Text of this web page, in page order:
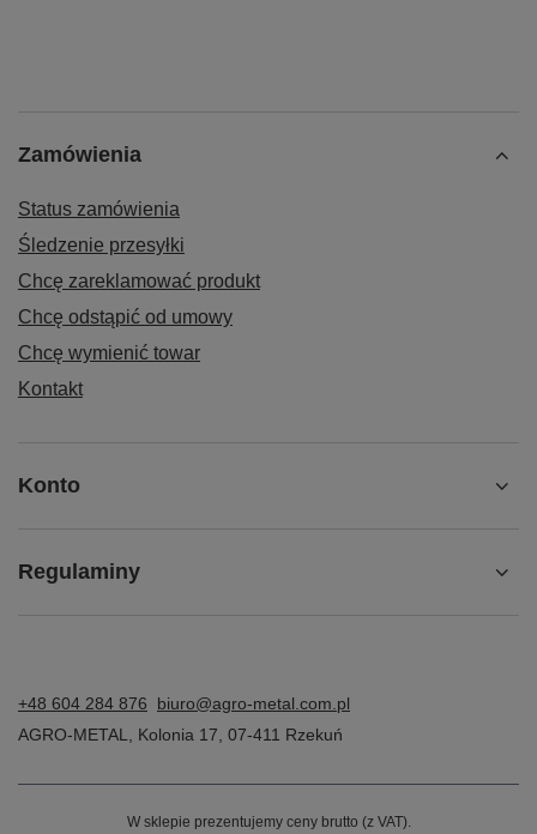
Zamówienia
Status zamówienia
Śledzenie przesyłki
Chcę zareklamować produkt
Chcę odstąpić od umowy
Chcę wymienić towar
Kontakt
Konto
Regulaminy
+48 604 284 876
biuro@agro-metal.com.pl
AGRO-METAL
Kolonia 17 07-411 Rzekuń
W sklepie prezentujemy ceny brutto (z VAT).